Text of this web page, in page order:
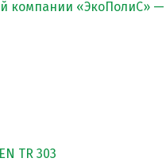
компании «ЭкоПолиС»
TR 303